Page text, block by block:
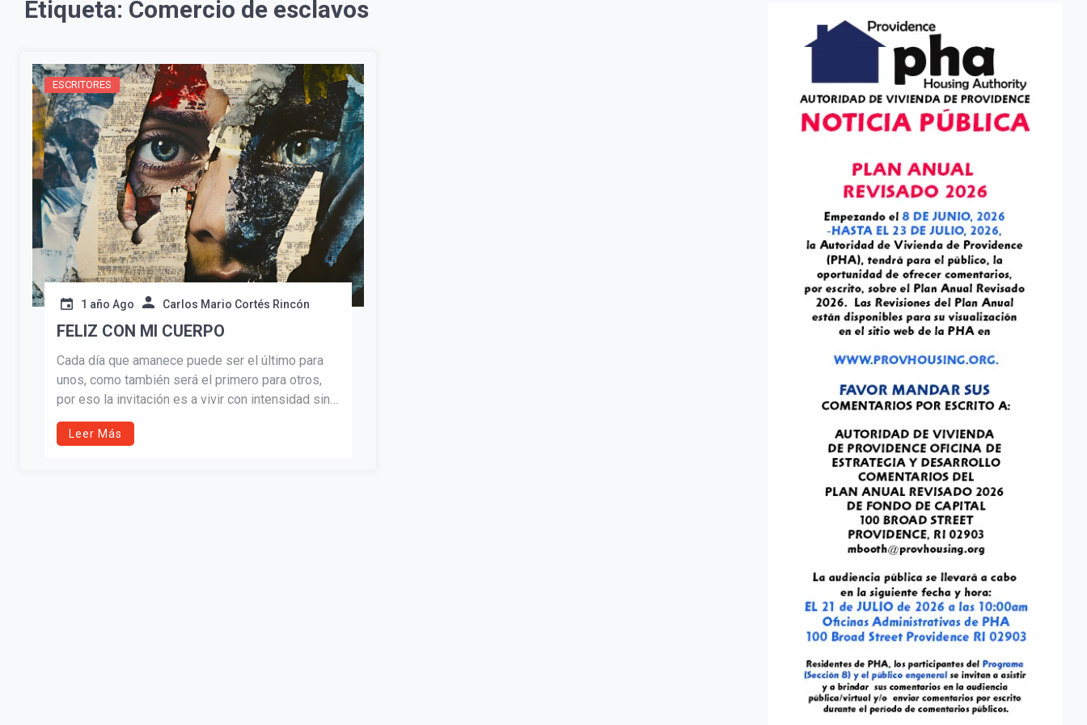
Etiqueta: Comercio de esclavos
ESCRITORES
1 año Ago Carlos Mario Cortés Rincón
FELIZ CON MI CUERPO
Cada día que amanece puede ser el último para
unos, como también será el primero para otros,
por eso la invitación es a vivir con intensidad sin
necesidad de estar pendiente de lo que digan los
demás de nosotros.
Leer Más